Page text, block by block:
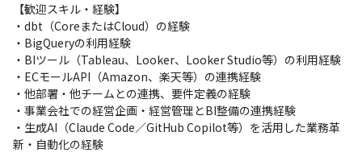
【歓迎スキル・経験】
・dbt（CoreまたはCloud）の経験
・BigQueryの利用経験
・BIツール（Tableau、Looker、Looker Studio等）の利用経験
・ECモールAPI（Amazon、楽天等）の連携経験
・他部署・他チームとの連携、要件定義の経験
・事業会社での経営企画・経営管理とBI整備の連携経験
・生成AI（Claude Code／GitHub Copilot等）を活用した業務革
新・自動化の経験